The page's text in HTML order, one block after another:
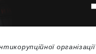
організації